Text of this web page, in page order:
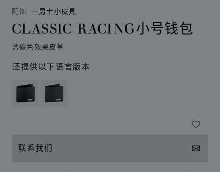
配饰 男士小皮具
CLASSIC RACING小号钱包
蓝碳色效果皮革
还提供以下语言版本
联系我们